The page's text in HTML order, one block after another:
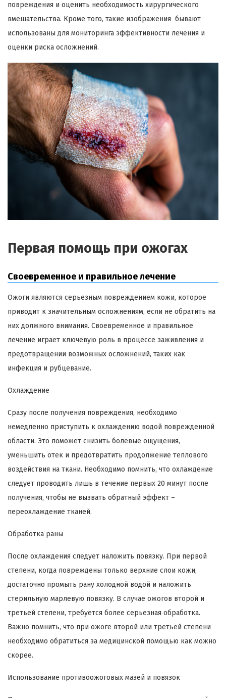
повреждения и оценить необходимость хирургического
вмешательства. Кроме того, такие изображения бывают
использованы для мониторинга эффективности лечения и
оценки риска осложнений.
Первая помощь при ожогах
Своевременное и правильное лечение
Ожоги являются серьезным повреждением кожи, которое
приводит к значительным осложнениям, если не обратить на
них должного внимания. Своевременное и правильное
лечение играет ключевую роль в процессе заживления и
предотвращении возможных осложнений, таких как
инфекция и рубцевание.
Охлаждение
Сразу после получения повреждения, необходимо
немедленно приступить к охлаждению водой поврежденной
области. Это поможет снизить болевые ощущения,
уменьшить отек и предотвратить продолжение теплового
воздействия на ткани. Необходимо помнить, что охлаждение
следует проводить лишь в течение первых 20 минут после
получения, чтобы не вызвать обратный эффект –
переохлаждение тканей.
Обработка раны
После охлаждения следует наложить повязку. При первой
степени, когда повреждены только верхние слои кожи,
достаточно промыть рану холодной водой и наложить
стерильную марлевую повязку. В случае ожогов второй и
третьей степени, требуется более серьезная обработка.
Важно помнить, что при ожоге второй или третьей степени
необходимо обратиться за медицинской помощью как можно
скорее.
Использование противоожоговых мазей и повязок